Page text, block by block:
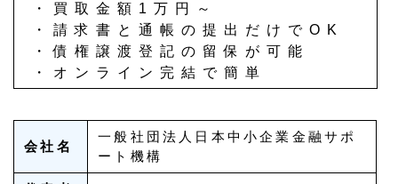
・買取金額1万円～
・請求書と通帳の提出だけでOK
・債権譲渡登記の留保が可能
・オンライン完結で簡単
会社名
一般社団法人日本中小企業金融サポ
ート機構